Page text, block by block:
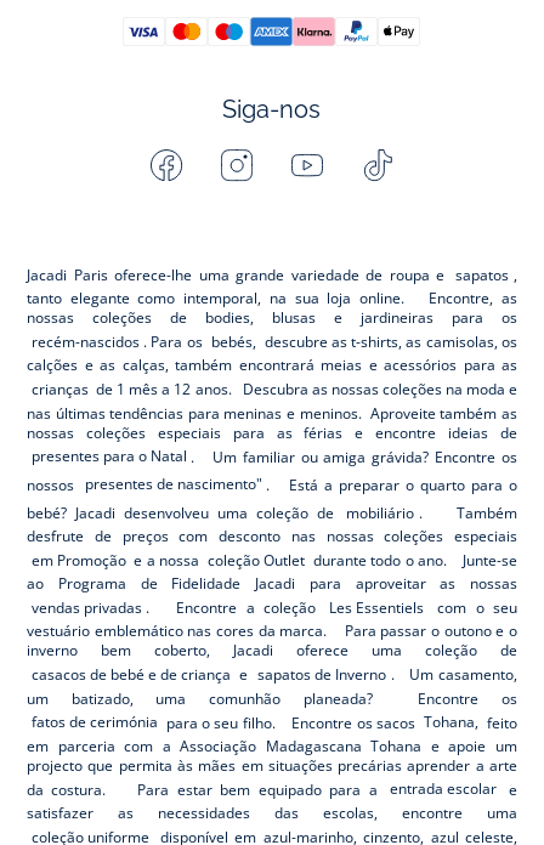
Siga-nos
FacebookInstagramYoutube
Jacadi Paris oferece-lhe uma grande variedade de roupa e sapatos ,
tanto elegante como intemporal, na sua loja online. Encontre, as
nossas coleções de bodies, blusas e jardineiras para os
recém-nascidos . Para os bebés, descubre as t-shirts, as camisolas, os
calções e as calças, também encontrará meias e acessórios para as
crianças de 1 mês a 12 anos. Descubra as nossas coleções na moda e
nas últimas tendências para meninas e meninos. Aproveite também as
nossas coleções especiais para as férias e encontre ideias de
presentes para o Natal . Um familiar ou amiga grávida? Encontre os
nossos presentes de nascimento" . Está a preparar o quarto para o
bebé? Jacadi desenvolveu uma coleção de
mobiliário . Também
desfrute de preços com desconto nas nossas coleções especiais
em Promoção e a nossa coleção Outlet durante todo o ano. Junte-se
ao Programa de Fidelidade Jacadi para aproveitar as nossas
vendas privadas . Encontre a coleção Les Essentiels
com o seu
vestuário emblemático nas cores da marca. Para passar o outono e o
inverno bem coberto, Jacadi oferece uma coleção de
casacos de bebé e de criança e sapatos de Inverno . Um casamento,
um batizado, uma comunhão planeada? Encontre os
fatos de cerimónia para o seu filho. Encontre os sacos Tohana, feito
em parceria com a Associação Madagascana Tohana e apoie um
projecto que permita às mães em situações precárias aprender a arte
da costura. Para estar bem equipado para a
entrada escolar e
satisfazer as necessidades das escolas, encontre uma
coleção uniforme disponível em azul-marinho, cinzento, azul celeste,